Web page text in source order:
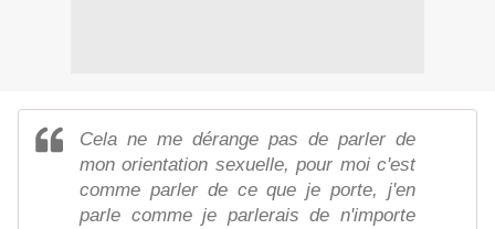
Cela ne me dérange pas de parler de
mon orientation sexuelle, pour moi c'est
comme parler de ce que je porte, j'en
parle comme je parlerais de n'importe